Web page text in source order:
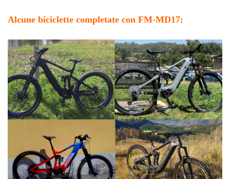
Alcune biciclette completate con FM-MD17: